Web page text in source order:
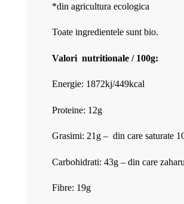
*din agricultura ecologica
Toate ingredientele sunt bio.
Valori nutritionale / 100g:
Energie: 1872kj/449kcal
Proteine: 12g
Grasimi: 21g – din care saturate
Carbohidrati: 43g – din care
Fibre: 19g